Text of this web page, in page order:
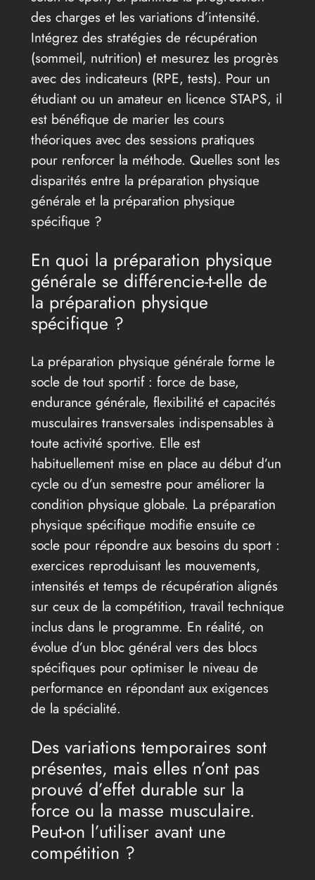
des charges et les variations d’intensité.
Intégrez des stratégies de récupération
(sommeil, nutrition) et mesurez les progrès
avec des indicateurs (RPE, tests). Pour un
étudiant ou un amateur en licence STAPS, il
est bénéfique de marier les cours
théoriques avec des sessions pratiques
pour renforcer la méthode. Quelles sont les
disparités entre la préparation physique
générale et la préparation physique
spécifique ?
En quoi la préparation physique
générale se différencie-t-elle de
la préparation physique
spécifique ?
La préparation physique générale forme le
socle de tout sportif : force de base,
endurance générale, flexibilité et capacités
musculaires transversales indispensables à
toute activité sportive. Elle est
habituellement mise en place au début d’un
cycle ou d’un semestre pour améliorer la
condition physique globale. La préparation
physique spécifique modifie ensuite ce
socle pour répondre aux besoins du sport :
exercices reproduisant les mouvements,
intensités et temps de récupération alignés
sur ceux de la compétition, travail technique
inclus dans le programme. En réalité, on
évolue d’un bloc général vers des blocs
spécifiques pour optimiser le niveau de
performance en répondant aux exigences
de la spécialité.
Des variations temporaires sont
présentes, mais elles n’ont pas
prouvé d’effet durable sur la
force ou la masse musculaire.
Peut-on l’utiliser avant une
compétition ?